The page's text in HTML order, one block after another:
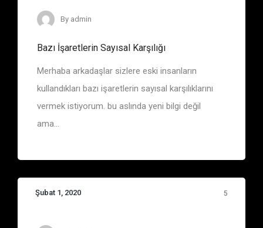
By admin
Bazı İşaretlerin Sayısal Karşılığı
Merhaba arkadaşlar sizlere eski insanların
kullandıkları bazı işaretlerin sayısal karşılıklarını
vermek istiyorum. bu aslında yeni bilgi değil
ama...
Şubat 1, 2020 5
Define İşaretleri